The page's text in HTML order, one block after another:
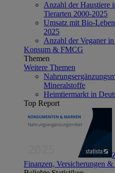
Anzahl der Haustiere
Tierarten 2000-2025
Umsatz mit Bio-
2025
Anzahl der Veganer
Konsum & FMCG
Themen
Weitere Themen
Mineralstoffe
Heimtiermarkt in
Top Report
Finanzen, Versicherungen